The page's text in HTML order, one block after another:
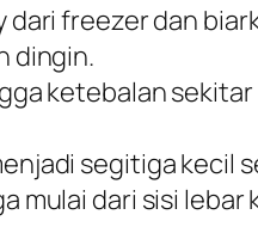
freezer dan
dingin.
ketebalan sekitar
segitiga kecil
mulai dari sisi